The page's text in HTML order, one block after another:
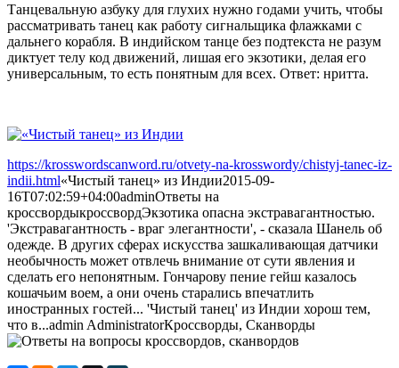
Танцевальную азбуку для глухих нужно годами учить, чтобы
рассматривать танец как работу сигнальщика флажками с
дальнего корабля. В индийском танце без подтекста не разум
диктует телу код движений, лишая его экзотики, делая его
универсальным, то есть понятным для всех. Ответ: нритта.
https://krosswordscanword.ru/otvety-na-krosswordy/chistyj-tanec-iz-
indii.html«Чистый танец» из Индии2015-09-
16T07:02:59+04:00adminОтветы на
кроссвордыкроссвордЭкзотика опасна экстравагантностью.
'Экстравагантность - враг элегантности', - сказала Шанель об
одежде. В других сферах искусства зашкаливающая датчики
необычность может отвлечь внимание от сути явления и
сделать его непонятным. Гончарову пение гейш казалось
кошачьим воем, а они очень старались впечатлить
иностранных гостей... 'Чистый танец' из Индии хорош тем,
что в...admin AdministratorКроссворды, Сканворды